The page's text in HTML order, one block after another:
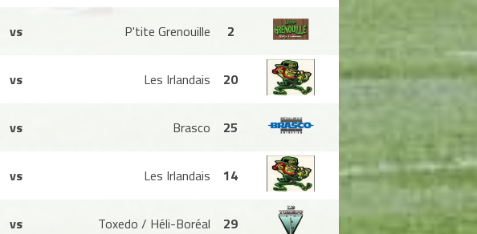
vs P'tite Grenouille 2
vs Les Irlandais 20
vs Brasco 25
vs Les Irlandais 14
vs Toxedo / Héli-Boréal
29